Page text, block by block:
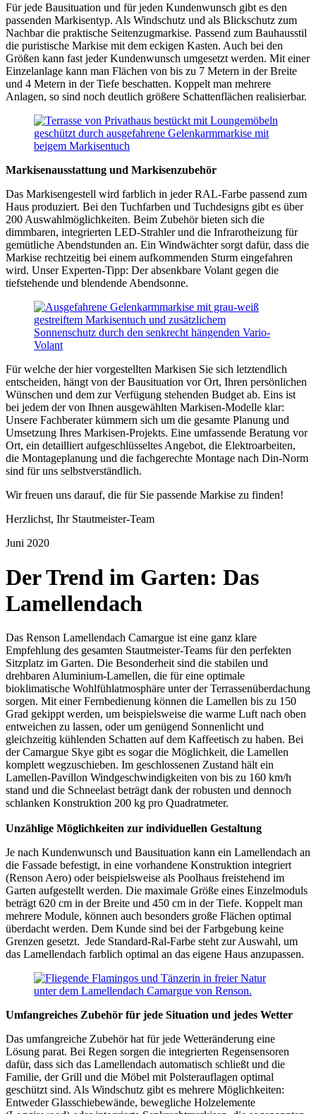
Für jede Bausituation und für jeden Kundenwunsch gibt es den
passenden Markisentyp. Als Windschutz und als Blickschutz zum
Nachbar die praktische Seitenzugmarkise. Passend zum Bauhausstil
die puristische Markise mit dem eckigen Kasten. Auch bei den
Größen kann fast jeder Kundenwunsch umgesetzt werden. Mit einer
Einzelanlage kann man Flächen von bis zu 7 Metern in der Breite
und 4 Metern in der Tiefe beschatten. Koppelt man mehrere
Anlagen, so sind noch deutlich größere Schattenflächen realisierbar.
Markisenausstattung und Markisenzubehör
Das Markisengestell wird farblich in jeder RAL-Farbe passend zum
Haus produziert. Bei den Tuchfarben und Tuchdesigns gibt es über
200 Auswahlmöglichkeiten. Beim Zubehör bieten sich die
dimmbaren, integrierten LED-Strahler und die Infrarotheizung für
gemütliche Abendstunden an. Ein Windwächter sorgt dafür, dass die
Markise rechtzeitig bei einem aufkommenden Sturm eingefahren
wird. Unser Experten-Tipp: Der absenkbare Volant gegen die
tiefstehende und blendende Abendsonne.
Für welche der hier vorgestellten Markisen Sie sich letztendlich
entscheiden, hängt von der Bausituation vor Ort, Ihren persönlichen
Wünschen und dem zur Verfügung stehenden Budget ab. Eins ist
bei jedem der von Ihnen ausgewählten Markisen-Modelle klar:
Unsere Fachberater kümmern sich um die gesamte Planung und
Umsetzung Ihres Markisen-Projekts. Eine umfassende Beratung vor
Ort, ein detailliert aufgeschlüsseltes Angebot, die Elektroarbeiten,
die Montageplanung und die fachgerechte Montage nach Din-Norm
sind für uns selbstverständlich.
Wir freuen uns darauf, die für Sie passende Markise zu finden!
Herzlichst, Ihr Stautmeister-Team
Juni 2020
Der Trend im Garten: Das
Lamellendach
Das Renson Lamellendach Camargue ist eine ganz klare
Empfehlung des gesamten Stautmeister-Teams für den perfekten
Sitzplatz im Garten. Die Besonderheit sind die stabilen und
drehbaren Aluminium-Lamellen, die für eine optimale
bioklimatische Wohlfühlatmosphäre unter der Terrassenüberdachung
sorgen. Mit einer Fernbedienung können die Lamellen bis zu 150
Grad gekippt werden, um beispielsweise die warme Luft nach oben
entweichen zu lassen, oder um genügend Sonnenlicht und
gleichzeitig kühlenden Schatten auf dem Kaffeetisch zu haben. Bei
der Camargue Skye gibt es sogar die Möglichkeit, die Lamellen
komplett wegzuschieben. Im geschlossenen Zustand hält ein
Lamellen-Pavillon Windgeschwindigkeiten von bis zu 160 km/h
stand und die Schneelast beträgt dank der robusten und dennoch
schlanken Konstruktion 200 kg pro Quadratmeter.
Unzählige Möglichkeiten zur individuellen Gestaltung
Je nach Kundenwunsch und Bausituation kann ein Lamellendach an
die Fassade befestigt, in eine vorhandene Konstruktion integriert
(Renson Aero) oder beispielsweise als Poolhaus freistehend im
Garten aufgestellt werden. Die maximale Größe eines Einzelmoduls
beträgt 620 cm in der Breite und 450 cm in der Tiefe. Koppelt man
mehrere Module, können auch besonders große Flächen optimal
überdacht werden. Dem Kunde sind bei der Farbgebung keine
Grenzen gesetzt. Jede Standard-Ral-Farbe steht zur Auswahl, um
das Lamellendach farblich optimal an das eigene Haus anzupassen.
Umfangreiches Zubehör für jede Situation und jedes Wetter
Das umfangreiche Zubehör hat für jede Wetteränderung eine
Lösung parat. Bei Regen sorgen die integrierten Regensensoren
dafür, dass sich das Lamellendach automatisch schließt und die
Familie, der Grill und die Möbel mit Polsterauflagen optimal
geschützt sind. Als Windschutz gibt es mehrere Möglichkeiten:
Entweder Glasschiebewände, bewegliche Holzelemente